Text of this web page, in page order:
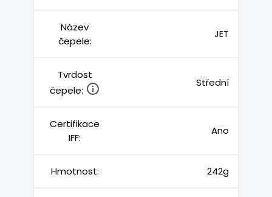
Název
čepele:
JET
Tvrdost
čepele:
Střední
Certifikace
IFF:
Ano
Hmotnost: 242g